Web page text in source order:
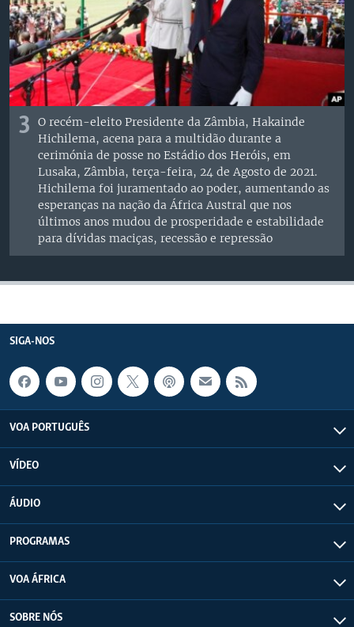
3
O recém-eleito Presidente da Zâmbia, Hakainde
Hichilema, acena para a multidão durante a
cerimónia de posse no Estádio dos Heróis, em
Lusaka, Zâmbia, terça-feira, 24 de Agosto de 2021.
Hichilema foi juramentado ao poder, aumentando as
esperanças na nação da África Austral que nos
últimos anos mudou de prosperidade e estabilidade
para dívidas maciças, recessão e repressão
SIGA-NOS
VOA PORTUGUÊS
VÍDEO
ÁUDIO
PROGRAMAS
VOA ÁFRICA
SOBRE NÓS